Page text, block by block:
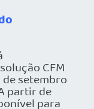
CFM
de setembro
partir de
para